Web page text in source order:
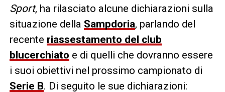
Sport, ha rilasciato alcune dichiarazioni sulla
situazione della Sampdoria, parlando del
recente riassestamento del club
blucerchiato e di quelli che dovranno essere
i suoi obiettivi nel prossimo campionato di
Serie B. Di seguito le sue dichiarazioni: